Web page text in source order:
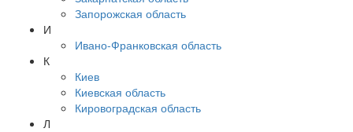
Запорожская область
И
Ивано-Франковская область
К
Киев
Киевская область
Кировоградская область
Л